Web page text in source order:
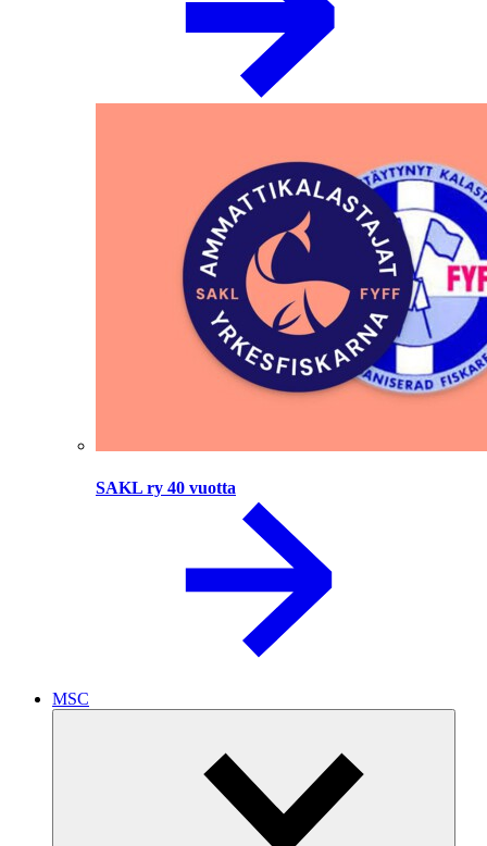
SAKL ry 40 vuotta
MSC